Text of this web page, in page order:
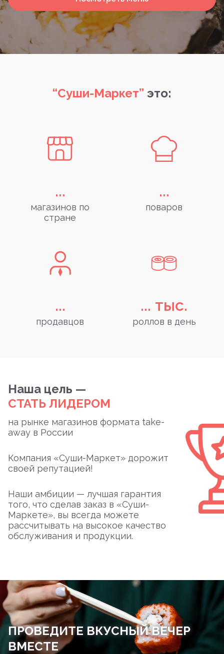
“Суши-Маркет” это:
...
магазинов по
стране
...
поваров
...
продавцов
... тыс.
роллов в день
Наша цель —
СТАТЬ ЛИДЕРОМ
на рынке магазинов формата take-
away в России
Компания «Суши-Маркет» дорожит
своей репутацией!
Наши амбиции — лучшая гарантия
того, что сделав заказ в «Суши-
Маркете», вы всегда можете
рассчитывать на высокое качество
обслуживания и продукции.
ПРОВЕДИТЕ ВКУСНЫЙ ВЕЧЕР
ВМЕСТЕ